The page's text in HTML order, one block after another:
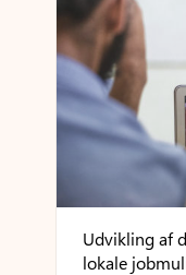
Udvikling af
lokale